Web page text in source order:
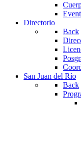
Directorio
Back
San Juan del Río
Back